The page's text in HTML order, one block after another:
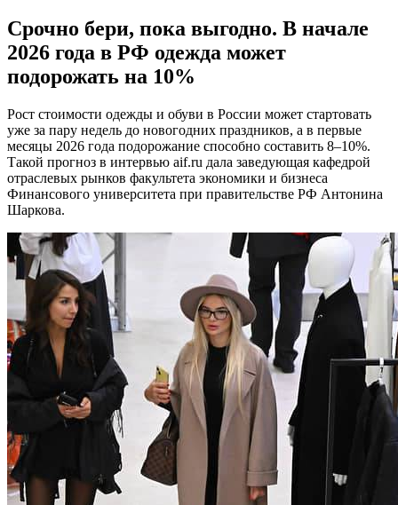
Срочно бери, пока выгодно. В начале
2026 года в РФ одежда может
подорожать на 10%
Рост стоимости одежды и обуви в России может стартовать
уже за пару недель до новогодних праздников, а в первые
месяцы 2026 года подорожание способно составить 8–10%.
Такой прогноз в интервью aif.ru дала заведующая кафедрой
отраслевых рынков факультета экономики и бизнеса
Финансового университета при правительстве РФ Антонина
Шаркова.